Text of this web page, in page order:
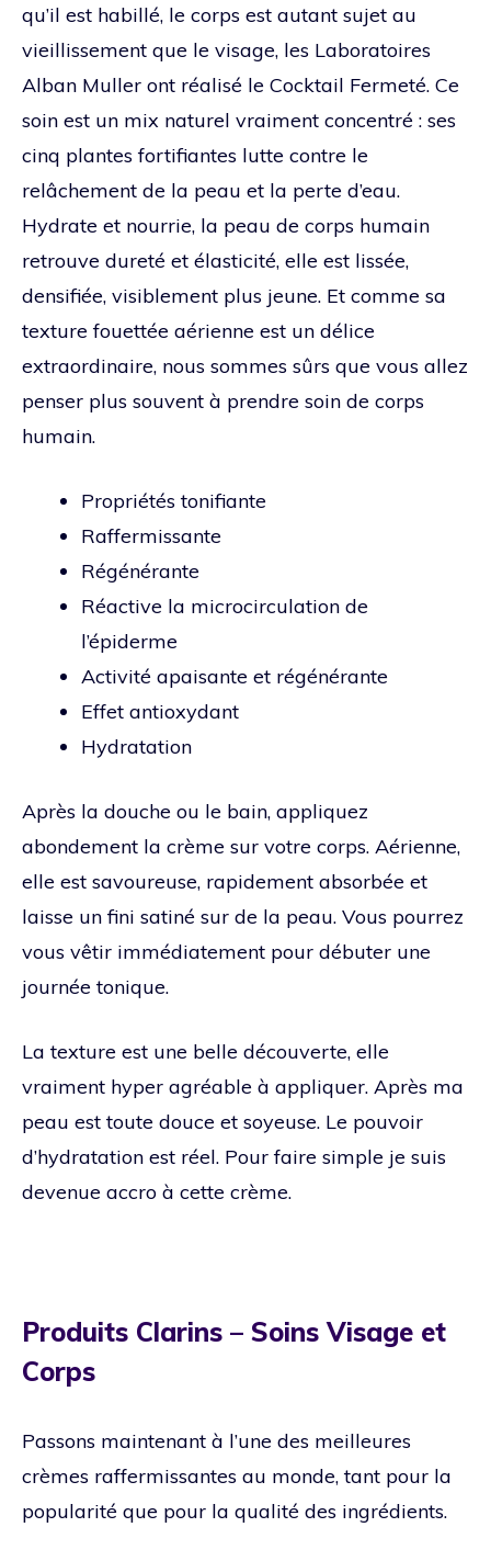
qu’il est habillé, le corps est autant sujet au
vieillissement que le visage, les Laboratoires
Alban Muller ont réalisé le Cocktail Fermeté. Ce
soin est un mix naturel vraiment concentré : ses
cinq plantes fortifiantes lutte contre le
relâchement de la peau et la perte d’eau.
Hydrate et nourrie, la peau de corps humain
retrouve dureté et élasticité, elle est lissée,
densifiée, visiblement plus jeune. Et comme sa
texture fouettée aérienne est un délice
extraordinaire, nous sommes sûrs que vous allez
penser plus souvent à prendre soin de corps
humain.
Propriétés tonifiante
Raffermissante
Régénérante
Réactive la microcirculation de
l’épiderme
Activité apaisante et régénérante
Effet antioxydant
Hydratation
Après la douche ou le bain, appliquez
abondement la crème sur votre corps. Aérienne,
elle est savoureuse, rapidement absorbée et
laisse un fini satiné sur de la peau. Vous pourrez
vous vêtir immédiatement pour débuter une
journée tonique.
La texture est une belle découverte, elle
vraiment hyper agréable à appliquer. Après ma
peau est toute douce et soyeuse. Le pouvoir
d’hydratation est réel. Pour faire simple je suis
devenue accro à cette crème.
Produits Clarins – Soins Visage et
Corps
Passons maintenant à l’une des meilleures
crèmes raffermissantes au monde, tant pour la
popularité que pour la qualité des ingrédients.